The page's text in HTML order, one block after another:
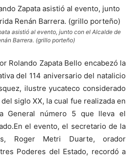
asistió al evento, junto con el Alcalde de
Barrera. (grillo porteño)
Rolando Zapata Bello encabezó la
del 114 aniversario del natalicio
ilustre yucateco considerado
siglo XX, la cual fue realizada en
General número 5 que lleva el
En el evento, el secretario de la
Roger Metri Duarte, orador
Poderes del Estado, recordó a